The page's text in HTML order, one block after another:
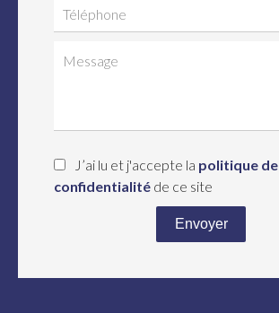
J’ai lu et j'accepte la politique de
confidentialité de ce site
Envoyer